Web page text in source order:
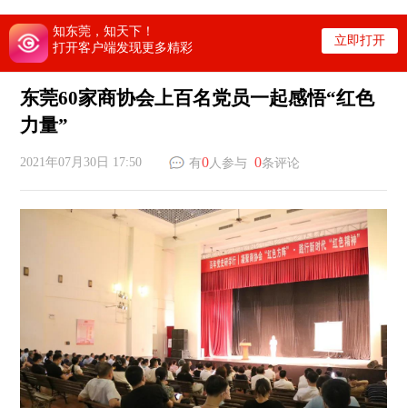
知东莞，知天下！
打开客户端发现更多精彩
立即打开
东莞60家商协会上百名党员一起感悟“红色
力量”
2021年07月30日 17:50 有0人参与0条评论